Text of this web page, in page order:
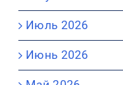
Июль 2026
Июнь 2026